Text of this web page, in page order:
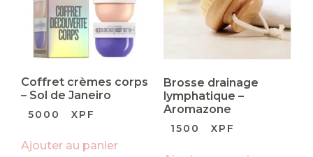
Coffret crèmes corps
– Sol de Janeiro
5000 XPF
Ajouter au panier
Brosse drainage
lymphatique –
Aromazone
1500 XPF